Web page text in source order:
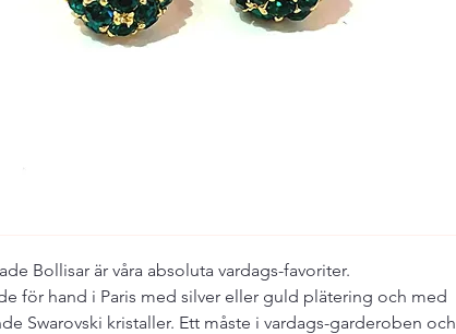
Bollisar är våra absoluta vardags-favoriter.
för hand i Paris med silver eller guld plätering och med
Swarovski kristaller. Ett måste i vardags-garderoben och